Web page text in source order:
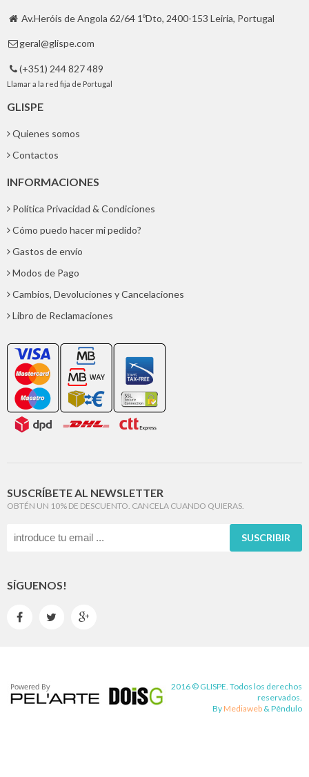
 Av.Heróis de Angola 62/64 1ºDto, 2400-153 Leiria, Portugal
 geral@glispe.com
 (+351) 244 827 489
Llamar a la red fija de Portugal
GLISPE
Quienes somos
Contactos
INFORMACIONES
Política Privacidad & Condiciones
Cómo puedo hacer mi pedido?
Gastos de envío
Modos de Pago
Cambios, Devoluciones y Cancelaciones
Libro de Reclamaciones
SUSCRÍBETE AL NEWSLETTER
OBTÉN UN 10% DE DESCUENTO. CANCELA CUANDO QUIERAS.
SUSCRIBIR
SÍGUENOS!
  
2016 © GLISPE. Todos los derechos
reservados.
By Mediaweb &Pêndulo